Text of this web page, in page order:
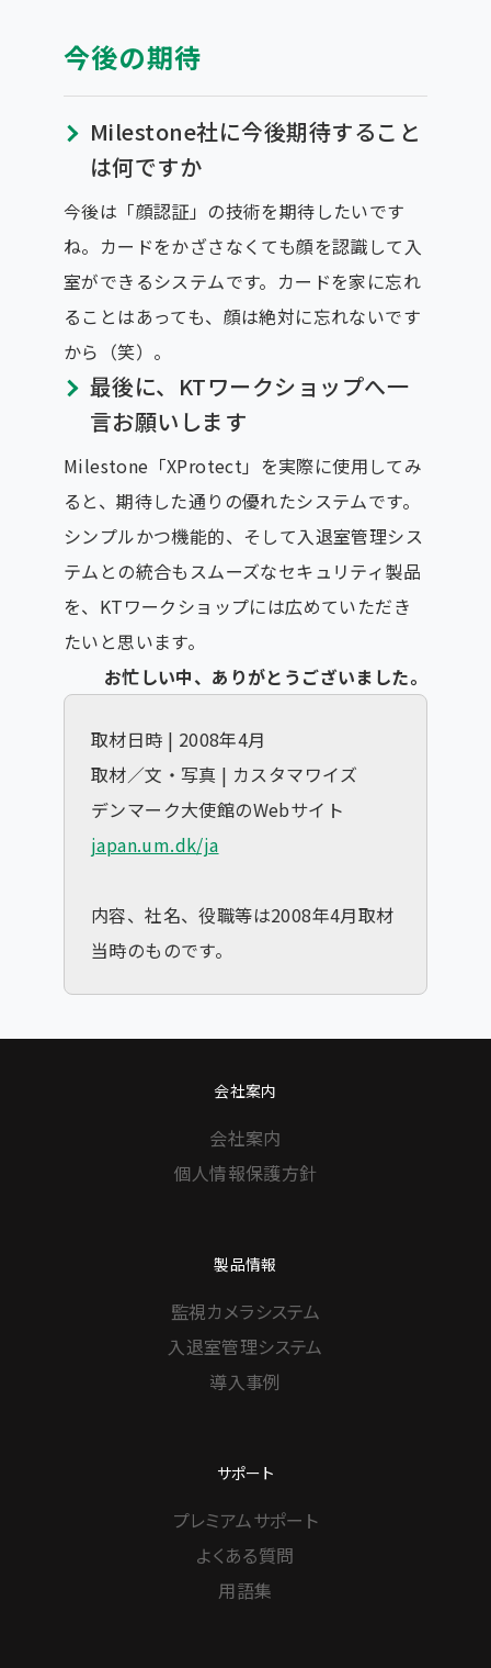
今後の期待
Milestone社に今後期待すること
は何ですか
今後は「顔認証」の技術を期待したいです
ね。カードをかざさなくても顔を認識して入
室ができるシステムです。カードを家に忘れ
ることはあっても、顔は絶対に忘れないです
から（笑）。
最後に、KTワークショップへ一
言お願いします
Milestone「XProtect」を実際に使用してみ
ると、期待した通りの優れたシステムです。
シンプルかつ機能的、そして入退室管理シス
テムとの統合もスムーズなセキュリティ製品
を、KTワークショップには広めていただき
たいと思います。
お忙しい中、ありがとうございました。
取材日時 | 2008年4月
取材／文・写真 | カスタマワイズ
デンマーク大使館のWebサイト
japan.um.dk/ja
内容、社名、役職等は2008年4月取材
当時のものです。
会社案内
会社案内
個人情報保護方針
製品情報
監視カメラシステム
入退室管理システム
導入事例
サポート
プレミアムサポート
よくある質問
用語集